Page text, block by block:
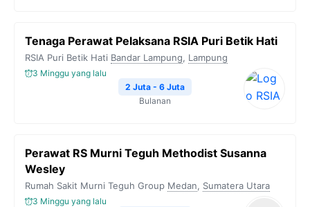
Tenaga Perawat Pelaksana RSIA Puri Betik Hati
RSIA Puri Betik Hati Bandar Lampung, Lampung
3 Minggu yang lalu
2 Juta - 6 Juta
Bulanan
Perawat RS Murni Teguh Methodist Susanna
Wesley
Rumah Sakit Murni Teguh Group Medan, Sumatera Utara
3 Minggu yang lalu